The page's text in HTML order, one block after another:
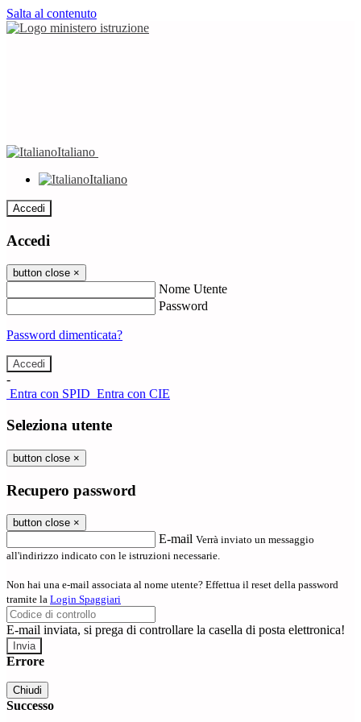
Salta al contenuto
Italiano
Italiano
Accedi
Accedi
button close ×
Nome Utente
Password
Password dimenticata?
-
Entra con SPID Entra con CIE
Seleziona utente
button close ×
Recupero password
button close ×
E-mail Verrà inviato un messaggio
all'indirizzo indicato con le istruzioni necessarie.
Non hai una e-mail associata al nome utente? Effettua il reset della password
tramite la Login Spaggiari
E-mail inviata, si prega di controllare la casella di posta elettronica!
Errore
Chiudi
Successo